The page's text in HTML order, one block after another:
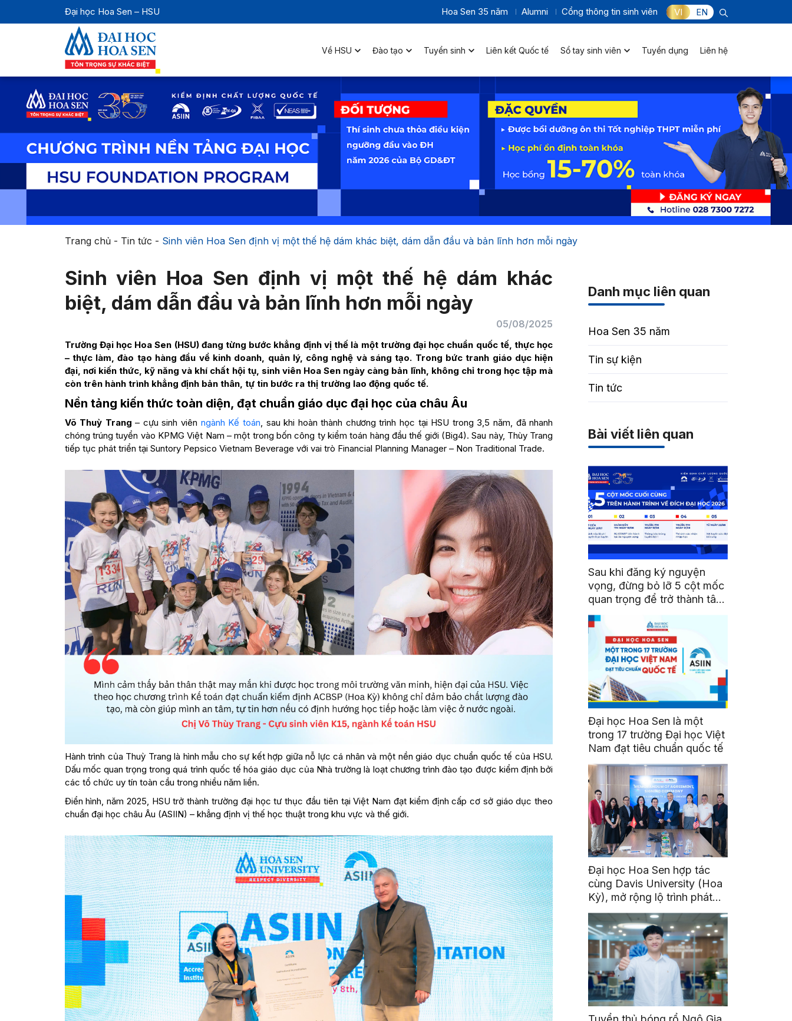
Đại học Hoa Sen – HSU Hoa Sen 35 năm Alumni Cổng thông tin sinh viên VI EN
Về HSU Đào tạo Tuyển sinh Liên kết Quốc tế Sổ tay sinh viên Tuyển dụng Liên hệ
Trang chủ- Tin tức - Sinh viên Hoa Sen định vị một thế hệ dám khác biệt, dám dẫn đầu và bản lĩnh hơn mỗi ngày
Sinh viên Hoa Sen định vị một thế hệ dám khác
biệt, dám dẫn đầu và bản lĩnh hơn mỗi ngày
05/08/2025
Trường Đại học Hoa Sen (HSU) đang từng bước khẳng định vị thế là một trường đại học chuẩn quốc tế, thực học
– thực làm, đào tạo hàng đầu về kinh doanh, quản lý, công nghệ và sáng tạo. Trong bức tranh giáo dục hiện
đại, nơi kiến thức, kỹ năng và khí chất hội tụ, sinh viên Hoa Sen ngày càng bản lĩnh, không chỉ trong học tập mà
còn trên hành trình khẳng định bản thân, tự tin bước ra thị trường lao động quốc tế.
Nền tảng kiến thức toàn diện, đạt chuẩn giáo dục đại học của châu Âu
Võ Thuỳ Trang – cựu sinh viên ngành Kế toán, sau khi hoàn thành chương trình học tại HSU trong 3,5 năm, đã nhanh
chóng trúng tuyển vào KPMG Việt Nam – một trong bốn công ty kiểm toán hàng đầu thế giới (Big4). Sau này, Thùy Trang
tiếp tục phát triển tại Suntory Pepsico Vietnam Beverage với vai trò Financial Planning Manager – Non Traditional Trade.
Hành trình của Thuỳ Trang là hình mẫu cho sự kết hợp giữa nỗ lực cá nhân và một nền giáo dục chuẩn quốc tế của HSU.
Dấu mốc quan trọng trong quá trình quốc tế hóa giáo dục của Nhà trường là loạt chương trình đào tạo được kiểm định bởi
các tổ chức uy tín toàn cầu trong nhiều năm liền.
Điển hình, năm 2025, HSU trở thành trường đại học tư thục đầu tiên tại Việt Nam đạt kiểm định cấp cơ sở giáo dục theo
chuẩn đại học châu Âu (ASIIN) – khẳng định vị thế học thuật trong khu vực và thế giới.
Danh mục liên quan
Hoa Sen 35 năm
Tin sự kiện
Tin tức
Bài viết liên quan
Sau khi đăng ký nguyện
vọng, đừng bỏ lỡ 5 cột mốc
quan trọng để trở thành tân
sinh viên HSU
Đại học Hoa Sen là một
trong 17 trường Đại học Việt
Nam đạt tiêu chuẩn quốc tế
Đại học Hoa Sen hợp tác
cùng Davis University (Hoa
Kỳ), mở rộng lộ trình phát
triển toàn cầu cho sinh viên